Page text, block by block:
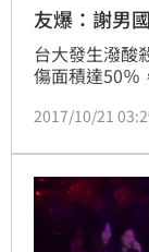
友爆：謝男
台大發生潑酸
傷面積達50％
的方式替他打
法。稱讚謝男
2017/10/21